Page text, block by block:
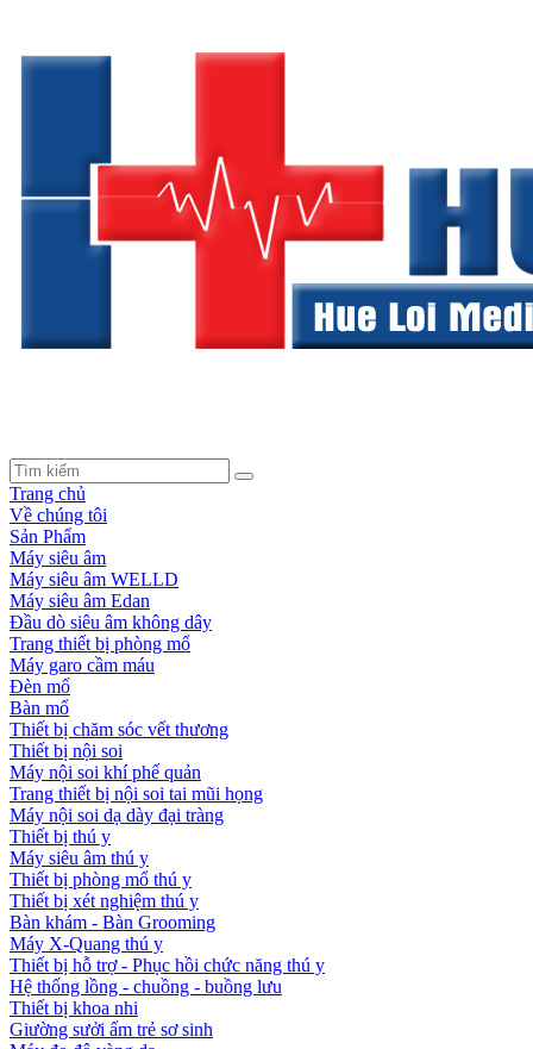
Trang chủ
Về chúng tôi
Sản Phẩm
Máy siêu âm
Máy siêu âm WELLD
Máy siêu âm Edan
Đầu dò siêu âm không dây
Trang thiết bị phòng mổ
Máy garo cầm máu
Đèn mổ
Bàn mổ
Thiết bị chăm sóc vết thương
Thiết bị nội soi
Máy nội soi khí phế quản
Trang thiết bị nội soi tai mũi họng
Máy nội soi dạ dày đại tràng
Thiết bị thú y
Máy siêu âm thú y
Thiết bị phòng mổ thú y
Thiết bị xét nghiệm thú y
Bàn khám - Bàn Grooming
Máy X-Quang thú y
Thiết bị hỗ trợ - Phục hồi chức năng thú y
Hệ thống lồng - chuồng - buồng lưu
Thiết bị khoa nhi
Giường sưởi ấm trẻ sơ sinh